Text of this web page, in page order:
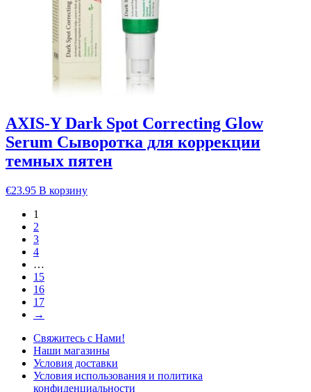
AXIS-Y Dark Spot Correcting Glow
Serum Сыворотка для коррекции
темных пятен
€23.95 В корзину
1
2
3
4
…
15
16
17
→
Свяжитесь с Нами!
Наши магазины
Условия доставки
Условия использования и политика
конфиденциальности